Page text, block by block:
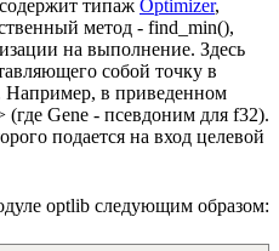
типаж Optimizer,
метод - find_min(),
на выполнение. Здесь
собой точку в
Например, в приведенном
Gene - псевдоним для f32).
подается на вход целевой
optlib следующим образом: